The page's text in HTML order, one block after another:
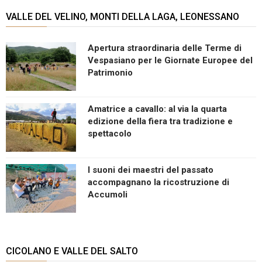
VALLE DEL VELINO, MONTI DELLA LAGA, LEONESSANO
Apertura straordinaria delle Terme di
Vespasiano per le Giornate Europee del
Patrimonio
Amatrice a cavallo: al via la quarta
edizione della fiera tra tradizione e
spettacolo
I suoni dei maestri del passato
accompagnano la ricostruzione di
Accumoli
CICOLANO E VALLE DEL SALTO